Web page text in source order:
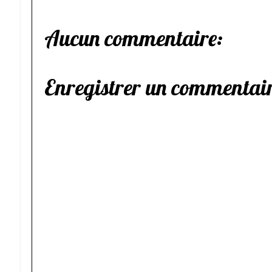
Aucun commentaire:
Enregistrer un